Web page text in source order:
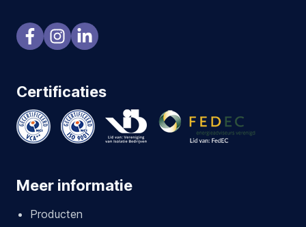
Certificaties
Meer informatie
Producten